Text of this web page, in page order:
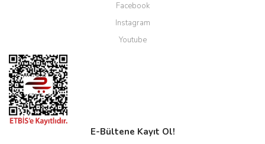
Facebook
Instagram
Youtube
E-Bültene Kayıt Ol!